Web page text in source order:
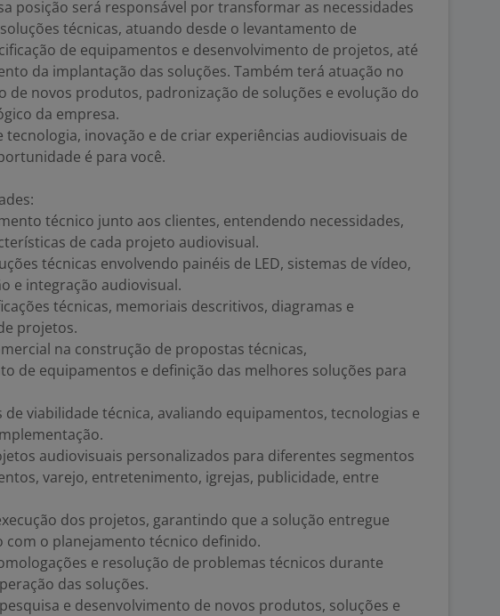
posição será responsável por transformar as necessidades
técnicas, atuando desde o levantamento de
de equipamentos e desenvolvimento de projetos, até
da implantação das soluções. Também terá atuação no
de novos produtos, padronização de soluções e evolução do
da empresa.
tecnologia, inovação e de criar experiências audiovisuais de
é para você.
técnico junto aos clientes, entendendo necessidades,
de cada projeto audiovisual.
técnicas envolvendo painéis de LED, sistemas de vídeo,
e integração audiovisual.
técnicas, memoriais descritivos, diagramas e
projetos.
na construção de propostas técnicas,
de equipamentos e definição das melhores soluções para
de viabilidade técnica, avaliando equipamentos, tecnologias e
audiovisuais personalizados para diferentes segmentos
varejo, entretenimento, igrejas, publicidade, entre
dos projetos, garantindo que a solução entregue
com o planejamento técnico definido.
e resolução de problemas técnicos durante
das soluções.
e desenvolvimento de novos produtos, soluções e